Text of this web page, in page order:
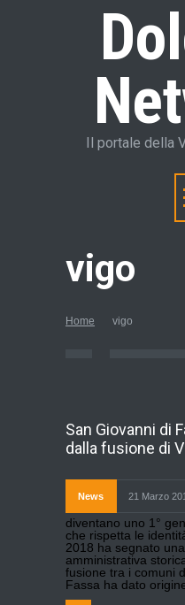
Il portale della
vigo
Home vigo
San Giovanni di
dalla fusione di
News 21 Marzo
diventano uno 1°
che rispetta le
2018 ha segnato
amministrativa
fusione tra i comuni
Fassa ha dato